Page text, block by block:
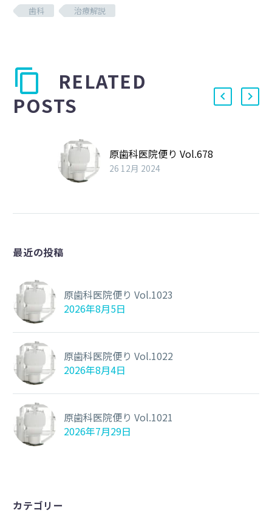
歯科
治療解説
RELATED
POSTS
原歯科医院便り Vol.678
26 12月 2024
最近の投稿
原歯科医院便り Vol.1023
2026年8月5日
原歯科医院便り Vol.1022
2026年8月4日
原歯科医院便り Vol.1021
2026年7月29日
カテゴリー